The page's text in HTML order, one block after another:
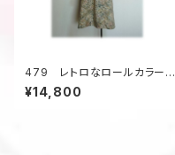
479 レトロなロールカラーワ
ンピース 大島紬 ベージュ
系 花柄 サッシュベルト付
¥14,800